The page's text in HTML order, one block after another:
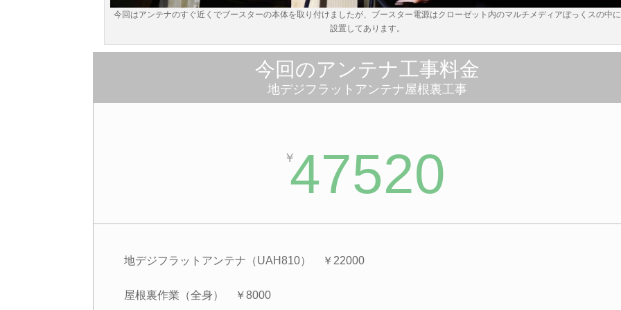
今回はアンテナのすぐ近くでブースターの本体を取り付けましたが、ブースター電源はクローゼット内のマルチメディアぼっくスの中に
設置してあります。
今回のアンテナ工事料金
地デジフラットアンテナ屋根裏工事
￥47520
地デジフラットアンテナ（UAH810） ￥22000
屋根裏作業（全身） ￥8000